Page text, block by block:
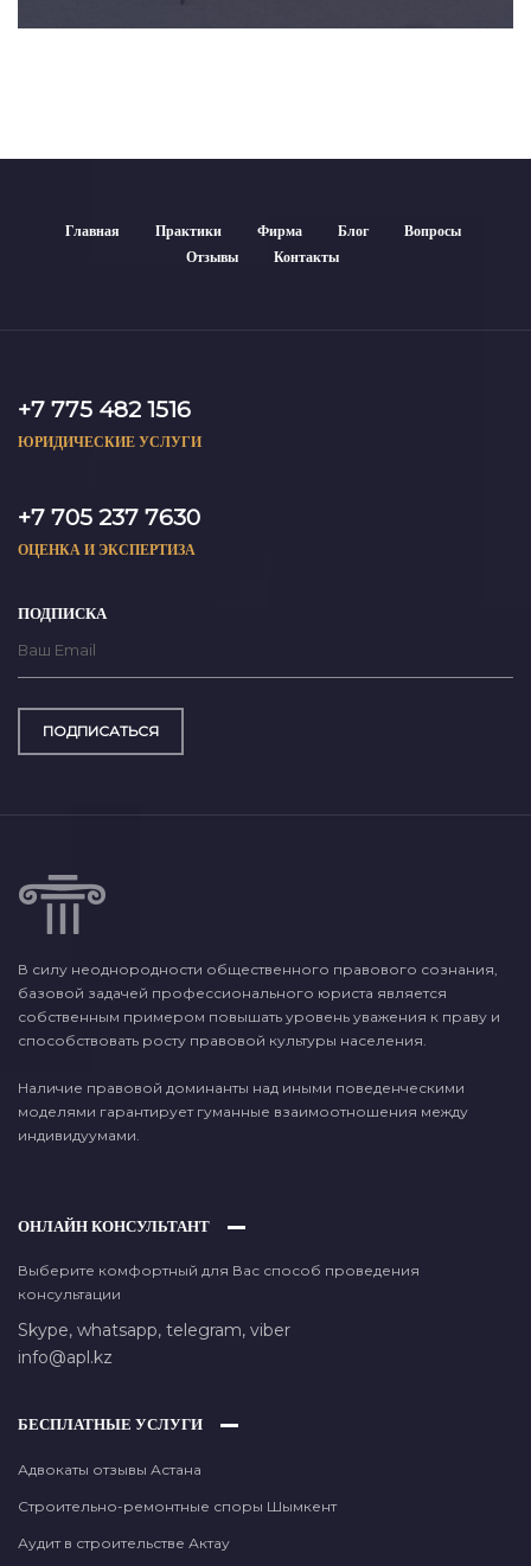
Главная Практики Фирма Блог
Вопросы
Отзывы
Контакты
+7 775 482 1516
ЮРИДИЧЕСКИЕ УСЛУГИ
+7 705 237 7630
ОЦЕНКА И ЭКСПЕРТИЗА
ПОДПИСКА
ПОДПИСАТЬСЯ
В силу неоднородности общественного правового сознания,
базовой задачей профессионального юриста является
собственным примером повышать уровень уважения к праву и
способствовать росту правовой культуры населения.
Наличие правовой доминанты над иными поведенческими
моделями гарантирует гуманные взаимоотношения между
индивидуумами.
ОНЛАЙН КОНСУЛЬТАНТ
Выберите комфортный для Вас способ проведения
консультации
Skype, whatsapp, telegram, viber
info@apl.kz
БЕСПЛАТНЫЕ УСЛУГИ
Адвокаты отзывы Астана
Строительно-ремонтные споры Шымкент
Аудит в строительстве Актау